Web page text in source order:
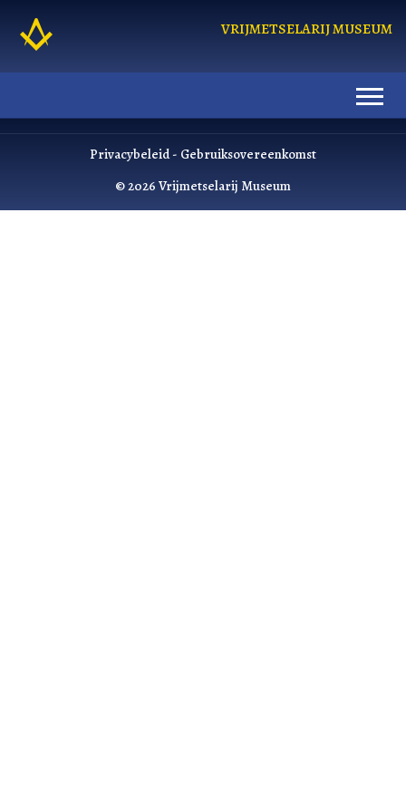
VRIJMETSELARIJ MUSEUM
Privacybeleid- Gebruiksovereenkomst
© 2026 Vrijmetselarij Museum